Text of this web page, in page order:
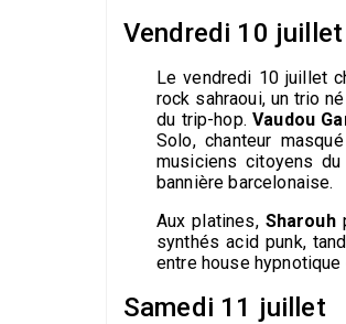
Vendredi 10 juillet
Le vendredi 10 juillet
rock sahraoui, un trio
du trip-hop.Vaudou
Solo, chanteur
musiciens citoyens
bannière barcelonaise.
Aux platines, Sharouh
synthés acid punk,
entre house
Samedi 11 juillet